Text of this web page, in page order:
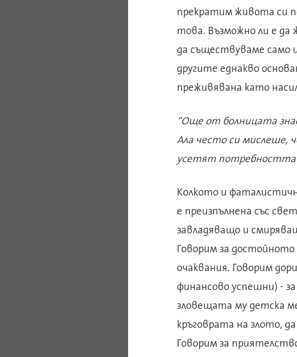
прекратим живота си
това. Възможно ли е да
да съществуваме само
другите еднакво
преживявана като
“Още от болницата
Ала често си мислеше,
усетят потребността
Колкото и
е преизпълнена със
завладяващо и
Говорим за
очаквания. Говорим
финансово успешни) -
зловещата му детска
кръговрата на злото,
Говорим за